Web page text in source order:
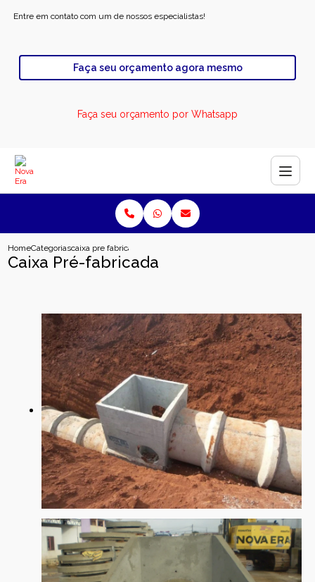
Entre em contato com um de nossos especialistas!
Faça seu orçamento agora mesmo
Faça seu orçamento por Whatsapp
HomeCategoriascaixa pre fabricada
Caixa Pré-fabricada